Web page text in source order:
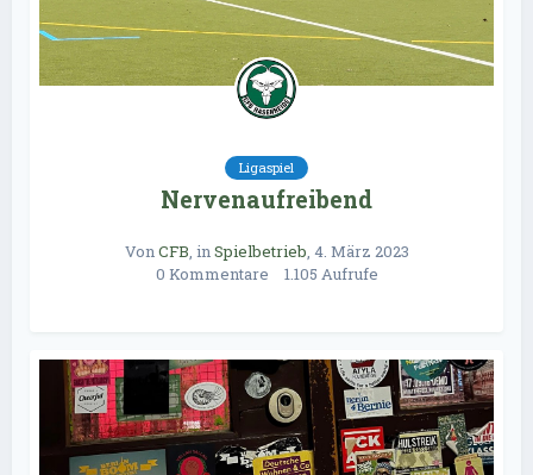
Ligaspiel
Nervenaufreibend
VonCFB, inSpielbetrieb, 4. März 2023
0 Kommentare
1.105 Aufrufe